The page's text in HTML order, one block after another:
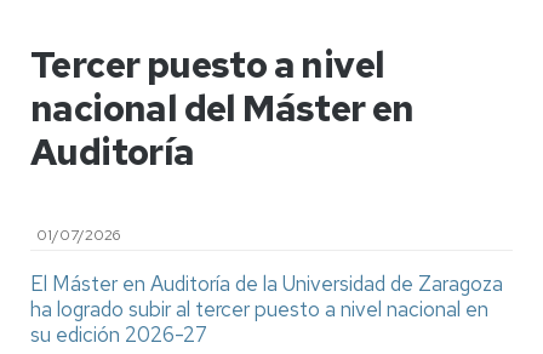
Tercer puesto a nivel
nacional del Máster en
Auditoría
01/07/2026
El Máster en Auditoría de la Universidad de Zaragoza
ha logrado subir al tercer puesto a nivel nacional en
su edición 2026-27